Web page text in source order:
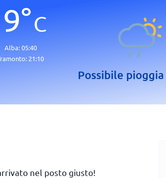
°C
Alba:05:40
21:10
Possibile
nel posto giusto!